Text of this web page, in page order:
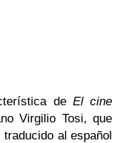
de El cine
Virgilio Tosi, que
al español